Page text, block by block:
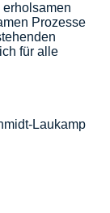
Prozesse
für alle
Laukamp